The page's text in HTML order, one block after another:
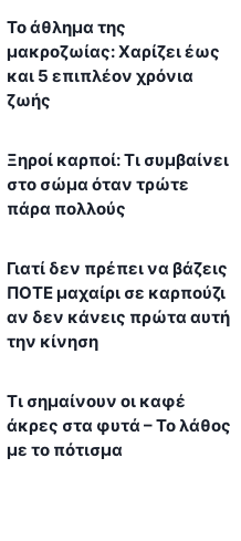
Το άθλημα της
μακροζωίας: Χαρίζει έως
και 5 επιπλέον χρόνια
ζωής
Ξηροί καρποί: Τι συμβαίνει
στο σώμα όταν τρώτε
πάρα πολλούς
Γιατί δεν πρέπει να βάζεις
ΠΟΤΕ μαχαίρι σε καρπούζι
αν δεν κάνεις πρώτα αυτή
την κίνηση
Τι σημαίνουν οι καφέ
άκρες στα φυτά – Το λάθος
με το πότισμα